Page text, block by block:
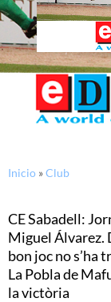
Inicio »Club
CE Sabadell:
Miguel Álvarez.
bon joc no s’ha
La Pobla de
la victòria